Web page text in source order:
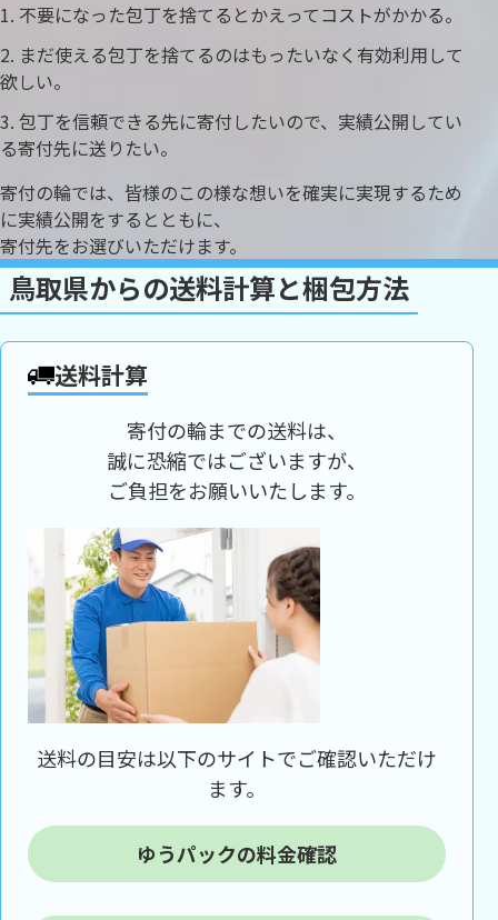
不要になった包丁を捨てるとかえってコストがかかる。
まだ使える包丁を捨てるのはもったいなく有効利用して
欲しい。
包丁を信頼できる先に寄付したいので、実績公開してい
る寄付先に送りたい。
寄付の輪では、皆様のこの様な想いを確実に実現するため
に実績公開をするとともに、
寄付先をお選びいただけます。
鳥取県からの送料計算と梱包方法
送料計算
寄付の輪までの送料は、
誠に恐縮ではございますが、
ご負担をお願いいたします。
送料の目安は以下のサイトでご確認いただけ
ます。
ゆうパックの料金確認